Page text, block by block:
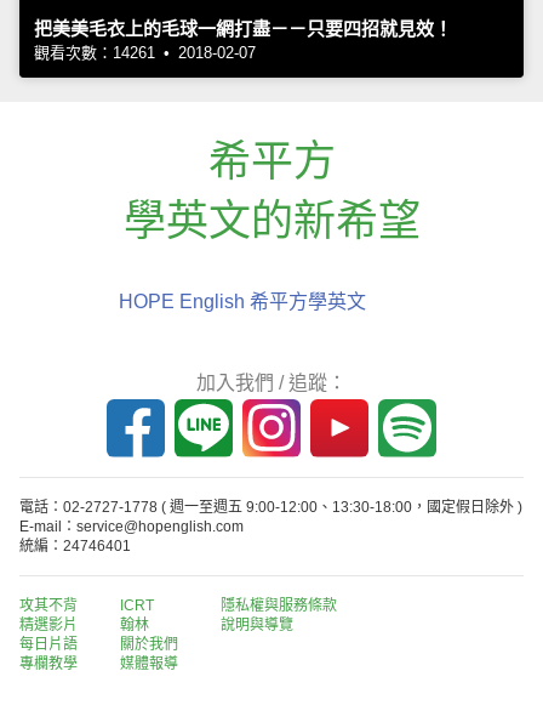
把美美毛衣上的毛球一網打盡－－只要四招就見效！
觀看次數：14261 • 2018-02-07
希平方
學英文的新希望
HOPE English 希平方學英文
加入我們 / 追蹤：
電話：02-2727-1778 ( 週一至週五 9:00-12:00、13:30-18:00，國定假日除外 )
E-mail：service@hopenglish.com
統編：24746401
攻其不背
精選影片
每日片語
專欄教學
ICRT
翰林
關於我們
媒體報導
隱私權與服務條款
說明與導覽